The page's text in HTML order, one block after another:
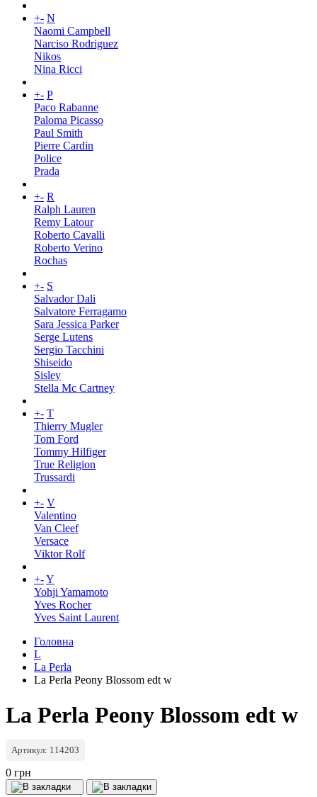
+- N
Naomi Campbell
Narciso Rodriguez
Nikos
Nina Ricci
+- P
Paco Rabanne
Paloma Picasso
Paul Smith
Pierre Cardin
Police
Prada
+- R
Ralph Lauren
Remy Latour
Roberto Cavalli
Roberto Verino
Rochas
+- S
Salvador Dali
Salvatore Ferragamo
Sara Jessica Parker
Serge Lutens
Sergio Tacchini
Shiseido
Sisley
Stella Mc Cartney
+- T
Thierry Mugler
Tom Ford
Tommy Hilfiger
True Religion
Trussardi
+- V
Valentino
Van Cleef
Versace
Viktor Rolf
+-Y
Yohji Yamamoto
Yves Rocher
Yves Saint Laurent
Головна
L
La Perla
La Perla Peony Blossom edt w
La Perla Peony Blossom edt w
Артикул: 114203
0 грн